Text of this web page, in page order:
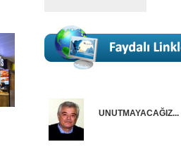
UNUTMAYACAĞIZ...